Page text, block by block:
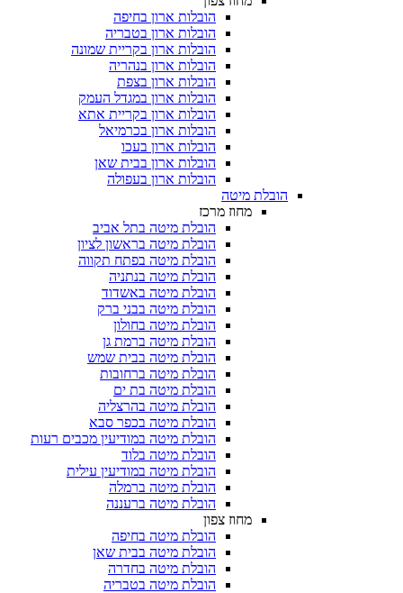
הובלות ארון בחיפה
הובלות ארון בטבריה
הובלות ארון בקריית שמונה
הובלות ארון בנהריה
הובלות ארון בצפת
הובלות ארון במגדל העמק
הובלות ארון בקריית אתא
הובלות ארון בכרמיאל
הובלות ארון בעכו
הובלות ארון בבית שאן
הובלות ארון בעפולה
הובלת מיטה
מחוז מרכז
הובלת מיטה בתל אביב
הובלת מיטה בראשון לציון
הובלת מיטה בפתח תקווה
הובלת מיטה בנתניה
הובלת מיטה באשדוד
הובלת מיטה בבני ברק
הובלת מיטה בחולון
הובלת מיטה ברמת גן
הובלת מיטה בבית שמש
הובלת מיטה ברחובות
הובלת מיטה בת ים
הובלת מיטה בהרצליה
הובלת מיטה בכפר סבא
הובלת מיטה במודיעין מכבים רעות
הובלת מיטה בלוד
הובלת מיטה במודיעין עילית
הובלת מיטה ברמלה
הובלת מיטה ברעננה
מחוז צפון
הובלת מיטה בחיפה
הובלת מיטה בבית שאן
הובלת מיטה בחדרה
הובלת מיטה בטבריה